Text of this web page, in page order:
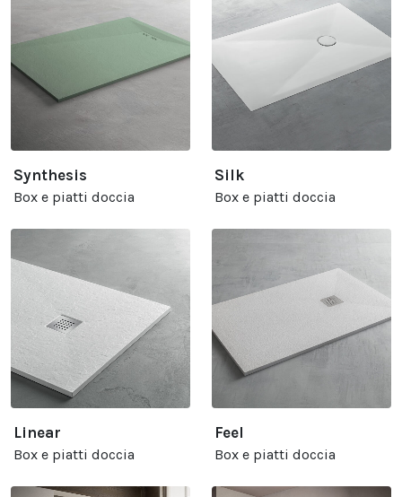
Synthesis
Box e piatti doccia
Silk
Box e piatti doccia
Linear
Box e piatti doccia
Feel
Box e piatti doccia